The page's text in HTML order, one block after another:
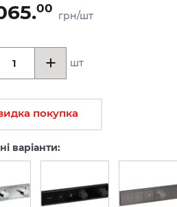
00
грн/шт
шт
покупка
варіанти: